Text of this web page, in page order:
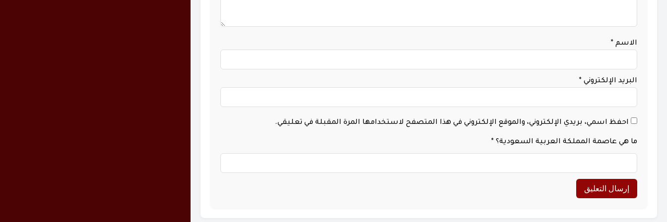
الاسم *
البريد الإلكتروني *
احفظ اسمي، بريدي الإلكتروني، والموقع الإلكتروني في هذا المتصفح لاستخدامها المرة المقبلة في تعليقي.
ما هي عاصمة المملكة العربية السعودية؟ *